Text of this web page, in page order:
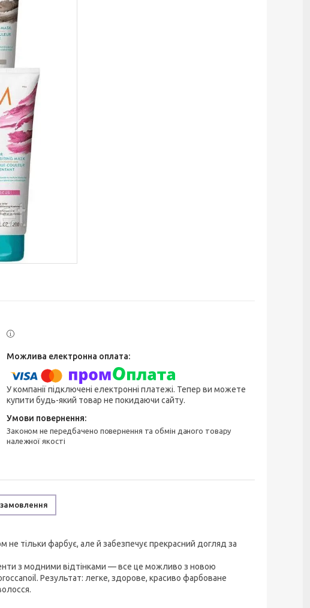
У компанії підключені електронні платежі. Тепер ви можете
купити будь-який товар не покидаючи сайту.
Законом не передбачено повернення та обмін даного товару
належної якості
тільки фарбує, але й забезпечує прекрасний догляд за
з модними відтінками — все це можливо з новою
Результат: легке, здорове, красиво фарбоване